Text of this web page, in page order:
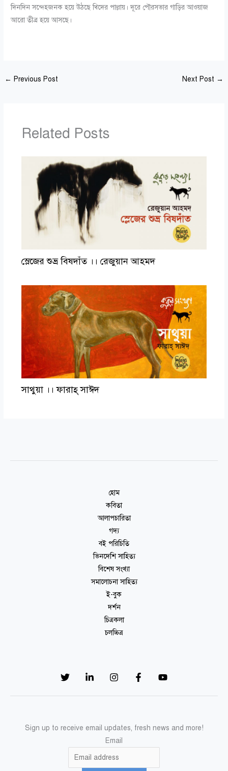
দিনদিন সন্দেহজনক হয়ে উঠছে খিদের পাল্লায়। দূরে পৌরসভার গাড়ির আওয়াজ
আরো তীব্র হয়ে আসছে।
← Previous Post Next Post →
Related Posts
স্লেজের শুভ্র বিষদাঁত ।। রেজুয়ান আহমদ
সাথুয়া ।। ফারাহ্ সাঈদ
হোম
কবিতা
আলাপচারিতা
গদ্য
বই পরিচিতি
ভিনদেশি সাহিত্য
বিশেষ সংখ্যা
সমালোচনা সাহিত্য
ই-বুক
দর্শন
চিত্রকলা
চলচ্চিত্র
Sign up to receive email updates, fresh news and more!
Email